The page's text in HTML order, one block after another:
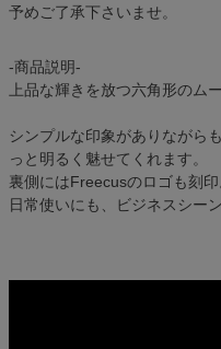
予めご了承下さいませ。
-商品説明-
上品な輝きを放つ六角形のム
シンプルな印象がありながら
っと明るく魅せてくれます。
裏側にはFreecusのロゴも刻印
日常使いにも、ビジネスシー